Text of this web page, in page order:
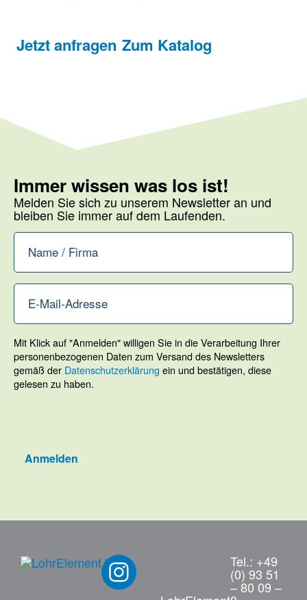
Jetzt anfragen Zum Katalog
Immer wissen was los ist!
Melden Sie sich zu unserem Newsletter an und
bleiben Sie immer auf dem Laufenden.
Mit Klick auf "Anmelden" willigen Sie in die Verarbeitung Ihrer
personenbezogenen Daten zum Versand des Newsletters
gemäß der Datenschutzerklärung ein und bestätigen, diese
gelesen zu haben.
Anmelden
Tel.: +49
(0) 93 51
– 80 09 –